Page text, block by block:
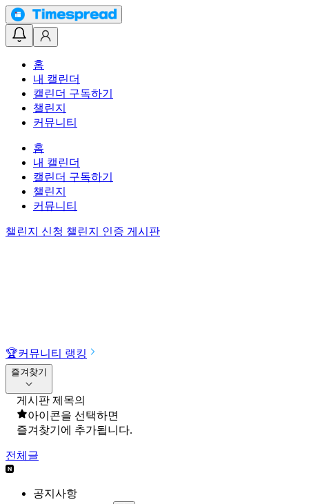
홈
내 캘린더
캘린더 구독하기
챌린지
커뮤니티
홈
내 캘린더
캘린더 구독하기
챌린지
커뮤니티
챌린지 신청 챌린지 인증 게시판
🏆커뮤니티 랭킹
즐겨찾기
게시판 제목의
아이콘을 선택하면
즐겨찾기에 추가됩니다.
전체글
공지사항